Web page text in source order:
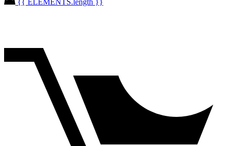
{{ ELEMENTS.length }}